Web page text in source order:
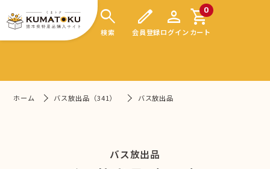
search
検索
edit
会員登録
person
ログイン
0
shopping_cart
カート
ホーム バス放出品（341） バス放出品
バス放出品